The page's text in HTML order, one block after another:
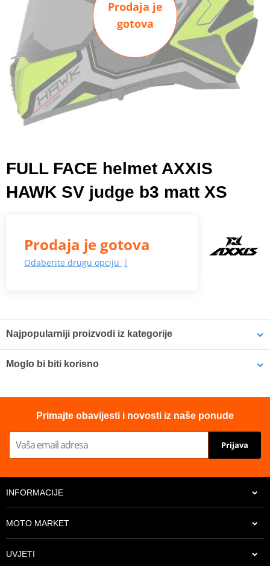
Prodaja je
gotova
FULL FACE helmet AXXIS
HAWK SV judge b3 matt XS
Prodaja je gotova
Odaberite drugu opciju
Najpopularniji proizvodi iz kategorije
Moglo bi biti korisno
Primajte obavijesti i novosti iz naše ponude
Prijava
INFORMACIJE
MOTO MARKET
UVJETI